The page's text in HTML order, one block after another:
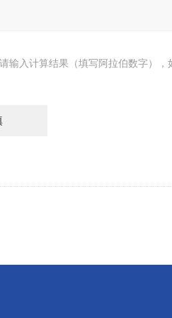
请输入计算结果（填写阿拉伯数字），